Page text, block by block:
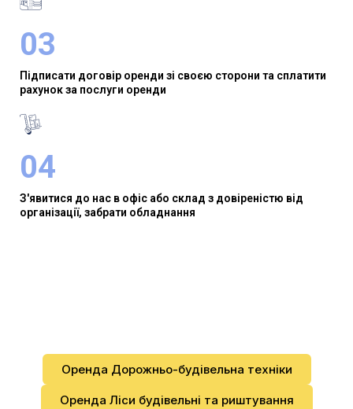
03
Підписати договір оренди зі своєю сторони та сплатити
рахунок за послуги оренди
04
З'явитися до нас в офіс або склад з довіреністю від
організації, забрати обладнання
Оренда Дорожньо-будівельна техніки
Оренда Ліси будівельні та риштування